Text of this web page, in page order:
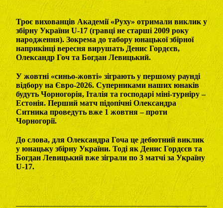
Троє вихованців Академії «Руху» отримали виклик у
збірну України U-17 (гравці не старші 2009 року
народження). Зокрема до табору юнацької збірної
наприкінці вересня вирушать Денис Гордєєв,
Олександр Гоч та Богдан Левицький.
У жовтні «синьо-жовті» зіграють у першому раунді
відбору на Євро-2026. Суперниками наших юнаків
будуть Чорногорія, Італія та господарі міні-турніру –
Естонія. Перший матч підопічні Олександра
Ситника проведуть вже 1 жовтня – проти
Чорногорії.
До слова, для Олександра Гоча це дебютний виклик
у юнацьку збірну України. Тоді як Денис Гордєєв та
Богдан Левицький вже зіграли по 3 матчі за Україну
U-17.